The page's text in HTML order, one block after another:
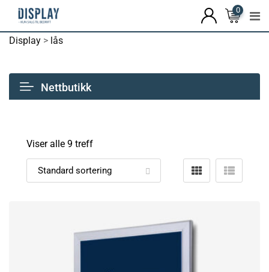
0
Display > lås
Nettbutikk
Viser alle 9 treff